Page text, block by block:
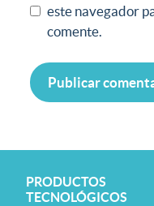
este navegador
comente.
PRODUCTOS
TECNOLÓGICOS